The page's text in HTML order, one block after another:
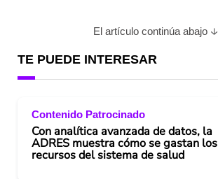
El artículo continúa abajo
TE PUEDE INTERESAR
Contenido Patrocinado
Con analítica avanzada de datos, la
ADRES muestra cómo se gastan los
recursos del sistema de salud